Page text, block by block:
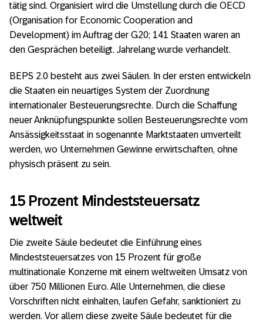
tätig sind. Organisiert wird die Umstellung durch die OECD
(Organisation for Economic Cooperation and
Development) im Auftrag der G20; 141 Staaten waren an
den Gesprächen beteiligt. Jahrelang wurde verhandelt.
BEPS 2.0 besteht aus zwei Säulen. In der ersten entwickeln
die Staaten ein neuartiges System der Zuordnung
internationaler Besteuerungsrechte. Durch die Schaffung
neuer Anknüpfungspunkte sollen Besteuerungsrechte vom
Ansässigkeitsstaat in sogenannte Marktstaaten umverteilt
werden, wo Unternehmen Gewinne erwirtschaften, ohne
physisch präsent zu sein.
15 Prozent Mindeststeuersatz
weltweit
Die zweite Säule bedeutet die Einführung eines
Mindeststeuersatzes von 15 Prozent für große
multinationale Konzerne mit einem weltweiten Umsatz von
über 750 Millionen Euro. Alle Unternehmen, die diese
Vorschriften nicht einhalten, laufen Gefahr, sanktioniert zu
werden. Vor allem diese zweite Säule bedeutet für die